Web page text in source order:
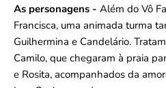
As personagens - Além do Vô
Francisca, uma animada turma
Guilhermina e Candelário.
Camilo, que chegaram à praia
e Rosita, acompanhados da